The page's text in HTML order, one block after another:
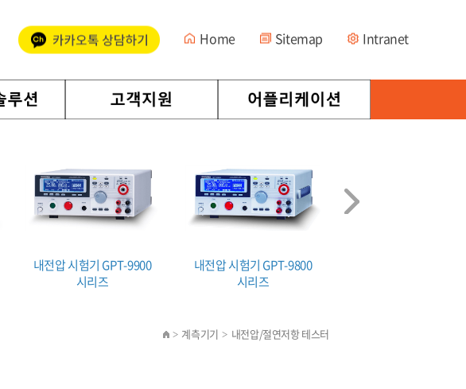
Home Sitemap Intranet
내전압 시험기 GPT-9900
시리즈
내전압 시험기 GPT-9800
시리즈
> 계측기기 > 내전압/절연저항 테스터